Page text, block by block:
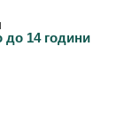
14 години